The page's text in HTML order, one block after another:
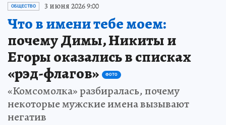
ОБЩЕСТВО 3 июня 2026 9:00
Что в имени тебе моем:
почему Димы, Никиты и
Егоры оказались в списках
«рэд-флагов»
ФОТО
«Комсомолка» разбиралась, почему
некоторые мужские имена вызывают
негатив